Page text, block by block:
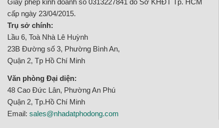
cấp ngày 23/04/2015.
Trụ sở chính:
Lầu 6, Toà Nhà Lê Huỳnh
23B Đường số 3, Phường Bình An,
Quận 2, Tp Hồ Chí Minh
Văn phòng Đại diện:
48 Cao Đức Lân, Phường An Phú
Quận 2, Tp.Hồ Chí Minh
Email: sales@nhadatphodong.com